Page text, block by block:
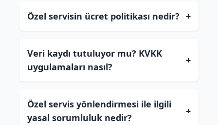
Özel servisin ücret politikası nedir? +
Veri kaydı tutuluyor mu? KVKK
uygulamaları nasıl?
+
Özel servis yönlendirmesi ile ilgili
yasal sorumluluk nedir?
+